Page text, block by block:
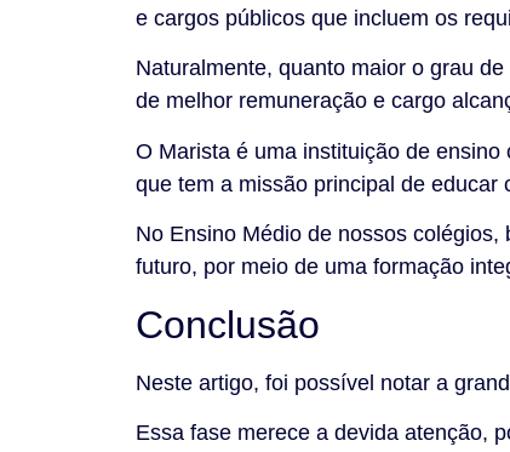
e cargos públicos que incluem os
Naturalmente, quanto maior o grau
de melhor remuneração e cargo
O Marista é uma instituição de
que tem a missão principal de educar
No Ensino Médio de nossos
futuro, por meio de uma formação
Conclusão
Neste artigo, foi possível notar a
Essa fase merece a devida atenção,